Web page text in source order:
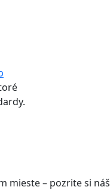
mieste – pozrite si náš